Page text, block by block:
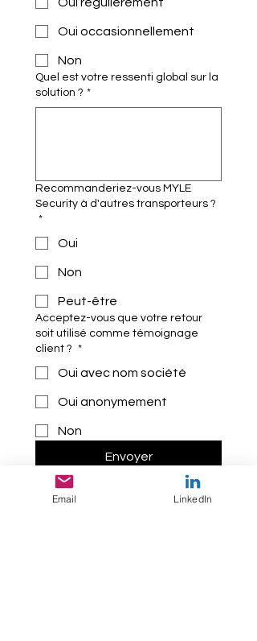
Oui occasionnellement
Non
Quel est votre ressenti global sur la
solution ? *
Recommanderiez-vous MYLE
Security à d'autres transporteurs ?
*
Oui
Non
Peut-être
Acceptez-vous que votre retour
soit utilisé comme témoignage
client ? *
Oui avec nom société
Oui anonymement
Non
Envoyer
Email LinkedIn